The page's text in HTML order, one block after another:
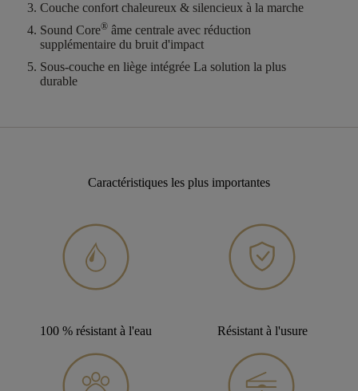
Couche confort chaleureux & silencieux à la marche
Sound Core® âme centrale avec réduction
supplémentaire du bruit d'impact
Sous-couche en liège intégrée La solution la plus
durable
Caractéristiques les plus importantes
100 % résistant à l'eau Résistant à l'usure